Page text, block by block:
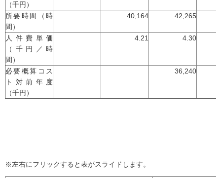
（千円）
所要時間（時
間）
40,164 42,265
人件費単価
（千円／時
間）
4.21 4.30
必要概算コス
ト対前年度
（千円）
36,240
※左右にフリックすると表がスライドします。